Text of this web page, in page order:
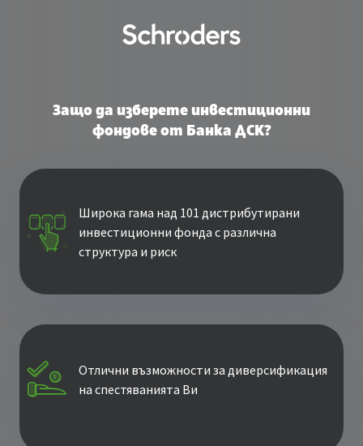
Защо да изберете инвестиционни
фондове от Банка ДСК?
Широка гама над 101 дистрибутирани
инвестиционни фонда с различна
структура и риск
Отлични възможности за диверсификация
на спестяванията Ви